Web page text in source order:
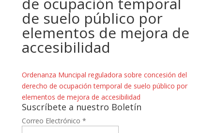
de suelo público por
elementos de mejora de
accesibilidad
Ordenanza Muncipal reguladora sobre concesión del
derecho de ocupación temporal de suelo público por
elementos de mejora de accesibilidad
Suscríbete a nuestro Boletín
Correo Electrónico *